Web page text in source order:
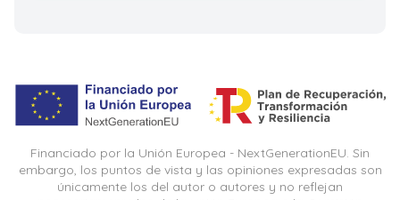
Financiado por la Unión Europea - NextGenerationEU. Sin
embargo, los puntos de vista y las opiniones expresadas son
únicamente los del autor o autores y no reflejan